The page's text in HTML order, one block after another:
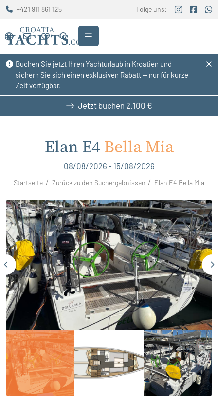
Buchen Sie jetzt Ihren Yachturlaub in Kroatien und
sichern Sie sich einen exklusiven Rabatt — nur für kurze
Zeit verfügbar.
+421 911 861 125 Folge uns:
Jetzt buchen 2.100 €
Elan E4 Bella Mia
08/08/2026 - 15/08/2026
Startseite Zurück zu den Suchergebnissen Elan E4 Bella Mia